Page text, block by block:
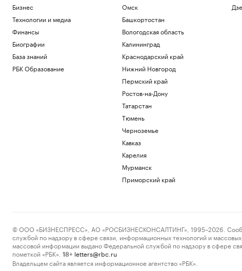
Подписка на РБК
Инвесторы вложили рекордные ₽33,7
млрд в фонды денежного рынка в июле
Инвестиции
В результате нападений на
криптоинвесторов украдено $30 млн с
Финансы после 60: ошибки, которые
Россияне борются с тревожностью в
конных клубах. Как устроен их бизнес
Как уйти в отпуск и не вымотаться в
Бизнес
Технологии и медиа
Финансы
Биографии
База знаний
РБК Образование
Омск
Башкортостан
Вологодская область
Калининград
Краснодарский край
Нижний Новгород
Пермский край
Ростов-на-Дону
Татарстан
Тюмень
Черноземье
Кавказ
Карелия
Мурманск
Приморский край
© ООО «БИЗНЕСПРЕСС», АО «РОСБИЗНЕСКОНСАЛТИНГ», 1995–2026.
службой по надзору в сфере связи, информационных технологий и
массовой информации выдано Федеральной службой по надзору в сфере
пометкой «РБК».
18+ letters@rbc.ru
Владельцем сайта является информационное агентство «РБК».